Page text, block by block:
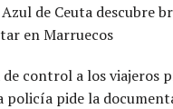
de Ceuta descubre
en Marruecos
control a los viajeros
policía pide la